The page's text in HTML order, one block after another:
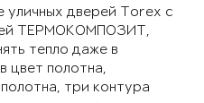
уличных дверей Torex с
ТЕРМОКОМПОЗИТ,
тепло даже в
цвет полотна,
три контура